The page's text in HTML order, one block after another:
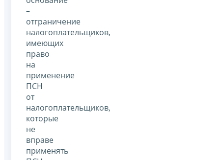
–
отграничение
налогоплательщиков,
имеющих
право
на
применение
ПСН
от
налогоплательщиков,
которые
не
вправе
применять